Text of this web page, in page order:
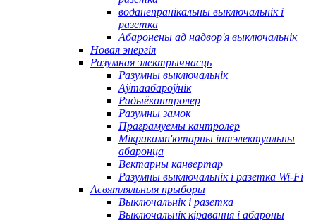
воданепранікальны выключальнік і
разетка
Абаронены ад надвор'я выключальнік
Новая энергія
Разумная электрычнасць
Разумны выключальнік
Аўтаабароўнік
Радыёкантролер
Разумны замок
Праграмуемы кантролер
Мікракамп'ютарны інтэлектуальны
абаронца
Вектарны канвертар
Разумны выключальнік і разетка Wi-Fi
Асвятляльныя прыборы
Выключальнік і разетка
Выключальнік кіравання і абароны